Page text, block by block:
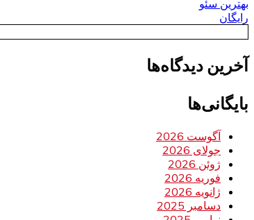
بهترین سئو
رایگان
آخرین دیدگاه‌ها
بایگانی‌ها
آگوست 2026
جولای 2026
ژوئن 2026
فوریه 2026
ژانویه 2026
دسامبر 2025